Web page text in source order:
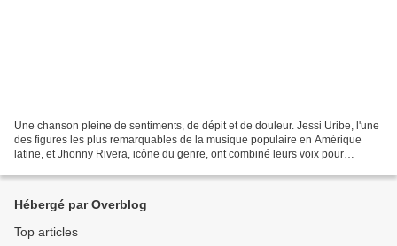
Une chanson pleine de sentiments, de dépit et de douleur. Jessi Uribe, l'une
des figures les plus remarquables de la musique populaire en Amérique
latine, et Jhonny Rivera, icône du genre, ont combiné leurs voix pour
Hébergé par Overblog
Top articles